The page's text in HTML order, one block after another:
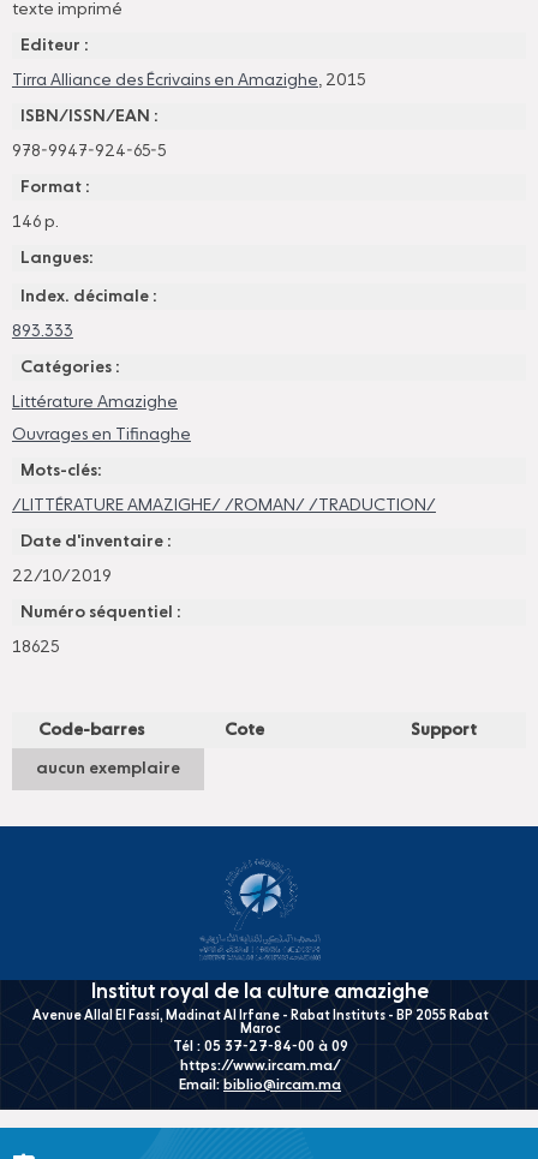
texte imprimé
Editeur :
Tirra Alliance des Écrivains en Amazighe, 2015
ISBN/ISSN/EAN :
978-9947-924-65-5
Format :
146 p.
Langues:
Index. décimale :
893.333
Catégories :
Littérature Amazighe
Ouvrages en Tifinaghe
Mots-clés:
/LITTÉRATURE AMAZIGHE/ /ROMAN/ /TRADUCTION/
Date d'inventaire :
22/10/2019
Numéro séquentiel :
18625
Code-barres Cote Support
aucun exemplaire
Institut royal de la culture amazighe
Avenue Allal El Fassi, Madinat Al Irfane - Rabat Instituts - BP 2055 Rabat
Maroc
Tél : 05 37-27-84-00 à 09
https://www.ircam.ma/
Email: biblio@ircam.ma